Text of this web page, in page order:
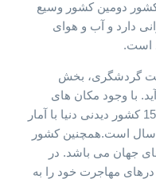
کشور دومین کشور وسیع
دارد و آب و هوای
است.
گردشگری، بخش
با وجود مکان های
طبیعی و تفریحی فراوان، کانادا جزو 15 کشور دیدنی دنیا با آمار
نفر در سال است.همچنین کشور
جهان می باشد. در
مهاجرت خود را به